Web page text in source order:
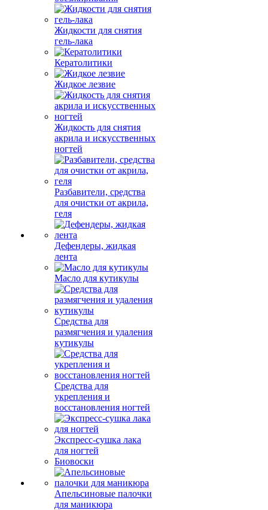
Жидкости для снятия
гель-лака
Кератолитики
Жидкое лезвие
Жидкость для снятия
акрила и искусственных
ногтей
Разбавители, средства
для очистки от акрила,
геля
Дефендеры, жидкая
лента
Масло для кутикулы
Средства для
размягчения и удаления
кутикулы
Средства для
укрепления и
восстановления ногтей
Экспресс-сушка лака
для ногтей
Биовоски
Апельсиновые палочки
для маникюра